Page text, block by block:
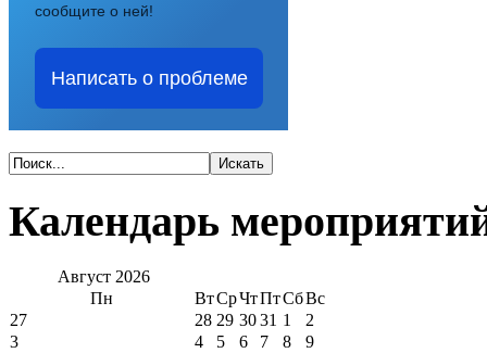
сообщите о ней!
Написать о проблеме
Календарь
Август 2026
Пн
ВтСрЧтПтСбВс
27
28 29 3031 1
2
3
4 5 6 7 8
9